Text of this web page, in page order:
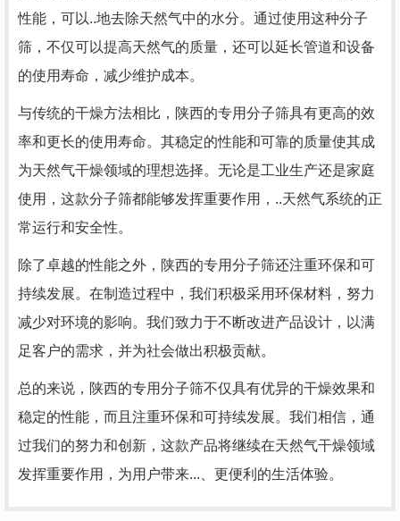
性能，可以..地去除天然气中的水分。通过使用这种分子
筛，不仅可以提高天然气的质量，还可以延长管道和设备
的使用寿命，减少维护成本。
与传统的干燥方法相比，陕西的专用分子筛具有更高的效
率和更长的使用寿命。其稳定的性能和可靠的质量使其成
为天然气干燥领域的理想选择。无论是工业生产还是家庭
使用，这款分子筛都能够发挥重要作用，..天然气系统的正
常运行和安全性。
除了卓越的性能之外，陕西的专用分子筛还注重环保和可
持续发展。在制造过程中，我们积极采用环保材料，努力
减少对环境的影响。我们致力于不断改进产品设计，以满
足客户的需求，并为社会做出积极贡献。
总的来说，陕西的专用分子筛不仅具有优异的干燥效果和
稳定的性能，而且注重环保和可持续发展。我们相信，通
过我们的努力和创新，这款产品将继续在天然气干燥领域
发挥重要作用，为用户带来...、更便利的生活体验。